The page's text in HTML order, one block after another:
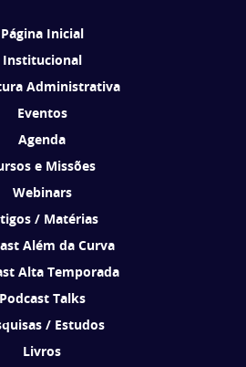
Página Inicial
Institucional
Administrativa
Eventos
Agenda
e Missões
Webinars
/ Matérias
Além da Curva
Alta Temporada
Podcast Talks
/ Estudos
Livros